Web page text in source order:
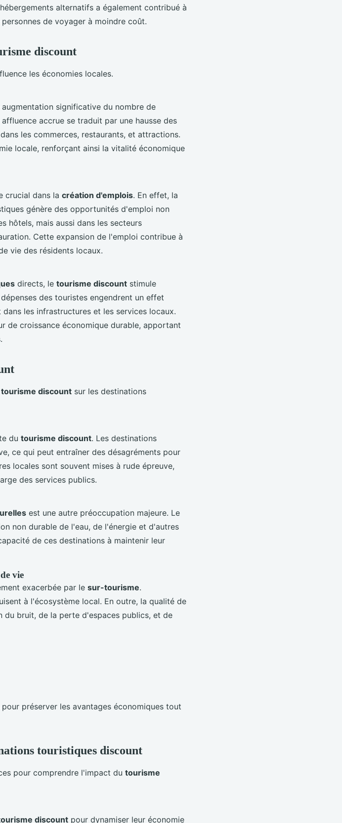
alternatifs a également contribué à
de voyager à moindre coût.
discount
les économies locales.
augmentation significative du nombre de
accrue se traduit par une hausse des
les commerces, restaurants, et attractions.
locale, renforçant ainsi la vitalité économique
crucial dans la création d'emplois. En effet, la
génère des opportunités d'emploi non
hôtels, mais aussi dans les secteurs
Cette expansion de l'emploi contribue à
vie des résidents locaux.
directs, le tourisme discount stimule
des touristes engendrent un effet
les infrastructures et les services locaux.
de croissance économique durable, apportant
tourisme discount sur les destinations
du tourisme discount. Les destinations
ce qui peut entraîner des désagréments pour
locales sont souvent mises à rude épreuve,
des services publics.
est une autre préoccupation majeure. Le
non durable de l'eau, de l'énergie et d'autres
de ces destinations à maintenir leur
vie
exacerbée par le sur-tourisme.
à l'écosystème local. En outre, la qualité de
du bruit, de la perte d'espaces publics, et de
préserver les avantages économiques tout
touristiques discount
pour comprendre l'impact du tourisme
discount pour dynamiser leur économie